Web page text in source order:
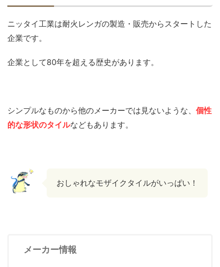
ニッタイ工業は耐火レンガの製造・販売からスタートした
企業です。
企業として80年を超える歴史があります。
シンプルなものから他のメーカーでは見ないような、 個性
的な形状のタイルなどもあります。
おしゃれなモザイクタイルがいっぱい！
メーカー情報